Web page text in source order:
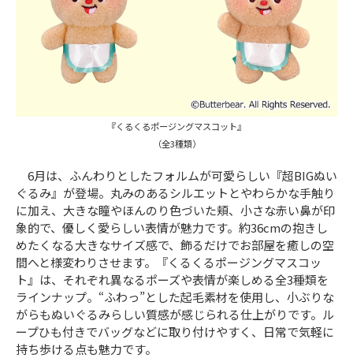
『くるくるポージングマスコット』
（全3種類）
6月は、ふんわりとしたフォルムが可愛らしい『超BIGぬい
ぐるみ』が登場。丸みのあるシルエットとやわらかな手触り
に加え、大きな瞳やほんのり色づいた頬、小さな赤い鼻が印
象的で、優しく愛らしい表情が魅力です。約36cmの抱きし
めたくなる大きなサイズ感で、飾るだけでお部屋を癒しの空
間へと様変わりさせます。『くるくるポージングマスコッ
ト』は、それぞれ異なるポーズや表情が楽しめる全3種類を
ラインナップ。“ふわっ”とした起毛素材を使用し、小ぶりな
がらもぬいぐるみらしい質感が感じられる仕上がりです。ル
ープひも付きでバッグなどに取り付けやすく、日常で気軽に
持ち歩ける点も魅力です。